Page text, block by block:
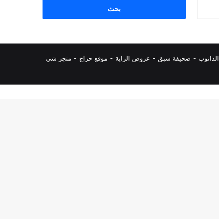
- صحيفة سبق - عروض الراية - موقع حراج - متجر شي